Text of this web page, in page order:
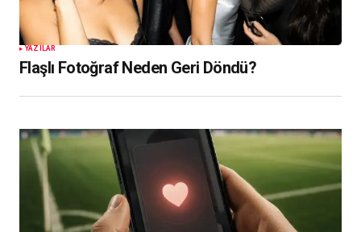
YAZILAR
Flaşlı Fotoğraf Neden Geri Döndü?